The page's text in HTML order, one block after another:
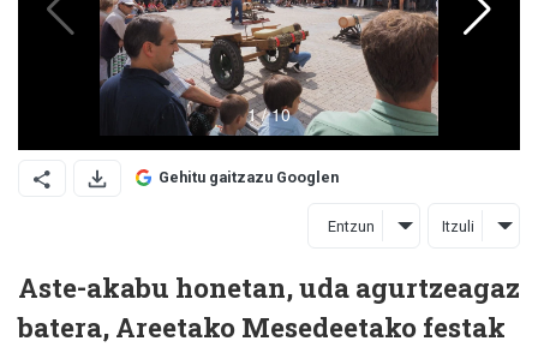
Gehitu gaitzazu Googlen
Entzun Itzuli
Aste-akabu honetan, uda agurtzeagaz
batera, Areetako Mesedeetako festak